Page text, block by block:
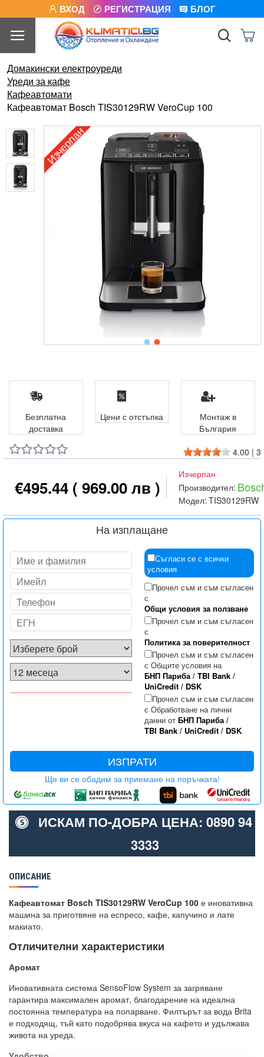
ВХОД РЕГИСТРАЦИЯ БЛОГ
Домакински електроуреди
Уреди за кафе
Кафеавтомати
Кафеавтомат Bosch TIS30129RW VeroCup 100
Изчерпан
4.00 | 3
€495.44 ( 969.00 лв )
Изчерпан
Производител:
Модел: TIS30129RW
На изплащане
Съгласи се с всички
условия
Прочел съм и съм съгласен
с
Общи условия за ползване
Прочел съм и съм съгласен
с
Политика за поверителност
Прочел съм и съм съгласен
с Общите условия на
БНП Париба/ TBI Bank/
UniCredit/ DSK
Прочел съм и съм съгласен
с Обработване на лични
данни от БНП Париба/
TBI Bank/ UniCredit/ DSK
ИЗПРАТИ
Ще ви се обадим за приемане на поръчката!
Безплатна
доставка
Цени с отстъпка
Монтаж в
България
ИСКАМ ПО-ДОБРА ЦЕНА: 0890 94
3333
ОПИСАНИЕ
Кафеавтомат Bosch TIS30129RW VeroCup 100 е иновативна
машина за приготвяне на еспресо, кафе, капучино и лате
макиато.
Отличителни характеристики
Аромат
Иновативната система SensoFlow System за загряване
гарантира максимален аромат, благодарение на идеална
постоянна температура на попарване. Филтърът за вода Brita
е подходящ, тъй като подобрява вкуса на кафето и удължава
живота на уреда.